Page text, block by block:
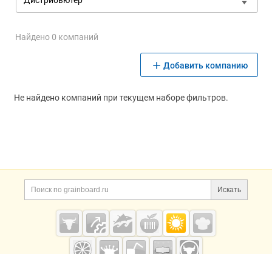
Найдено 0 компаний
Добавить компанию
Не найдено компаний при текущем наборе фильтров.
Дополнительная информация
Поиск по сайту и
Искать
Cсылки на полезные проекты
Grainboard.ru
— зерно и